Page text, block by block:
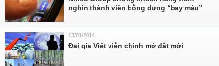
nghìn thành viên bỗng dưng “bay màu”
13/01/2014
Đại gia Việt viễn chinh mở đất mới